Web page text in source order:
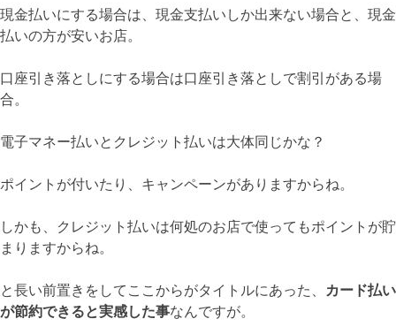
現金払いにする場合は、現金支払いしか出来ない場合と、現金
払いの方が安いお店。
口座引き落としにする場合は口座引き落としで割引がある場
合。
電子マネー払いとクレジット払いは大体同じかな？
ポイントが付いたり、キャンペーンがありますからね。
しかも、クレジット払いは何処のお店で使ってもポイントが貯
まりますからね。
と長い前置きをしてここからがタイトルにあった、
カード払い
が節約できると実感した事なんですが。